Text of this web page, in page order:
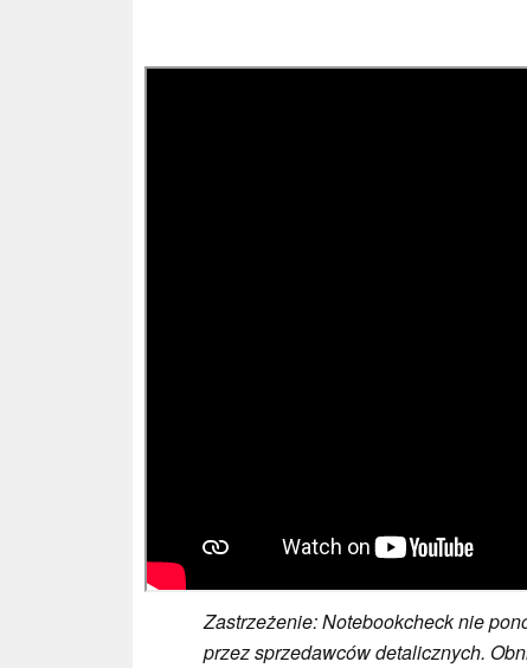
Zastrzeżenie: Notebookcheck nie
przez sprzedawców detalicznych.